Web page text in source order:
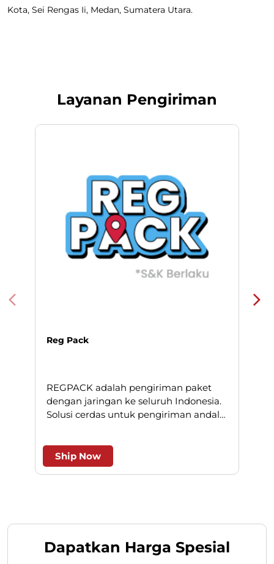
Kota, Sei Rengas Ii, Medan, Sumatera Utara.
Layanan Pengiriman
Reg Pack
REGPACK adalah pengiriman paket
dengan jaringan ke seluruh Indonesia.
Solusi cerdas untuk pengiriman andal
Ship Now
Dapatkan Harga Spesial